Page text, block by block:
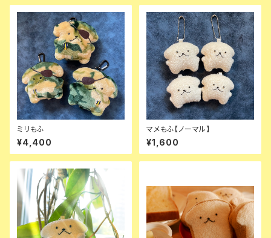
ミリもふ
¥4,400
マメもふ【ノーマル】
¥1,600